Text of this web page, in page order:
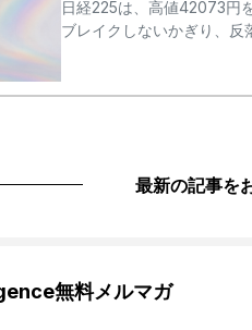
日経225は、高値42073円
ブレイクしないかぎり、反
最新の記事を
無料メルマガ